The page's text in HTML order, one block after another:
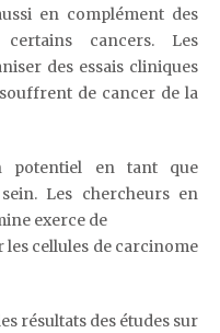
en complément des
cancers. Les
des essais cliniques
de cancer de la
potentiel en tant que
Les chercheurs en
exerce de
cellules de carcinome
résultats des études sur